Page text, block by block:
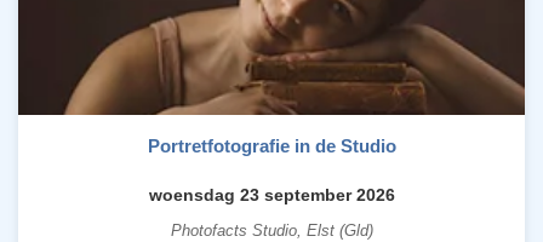
Portretfotografie in de Studio
woensdag 23 september 2026
Photofacts Studio, Elst (Gld)